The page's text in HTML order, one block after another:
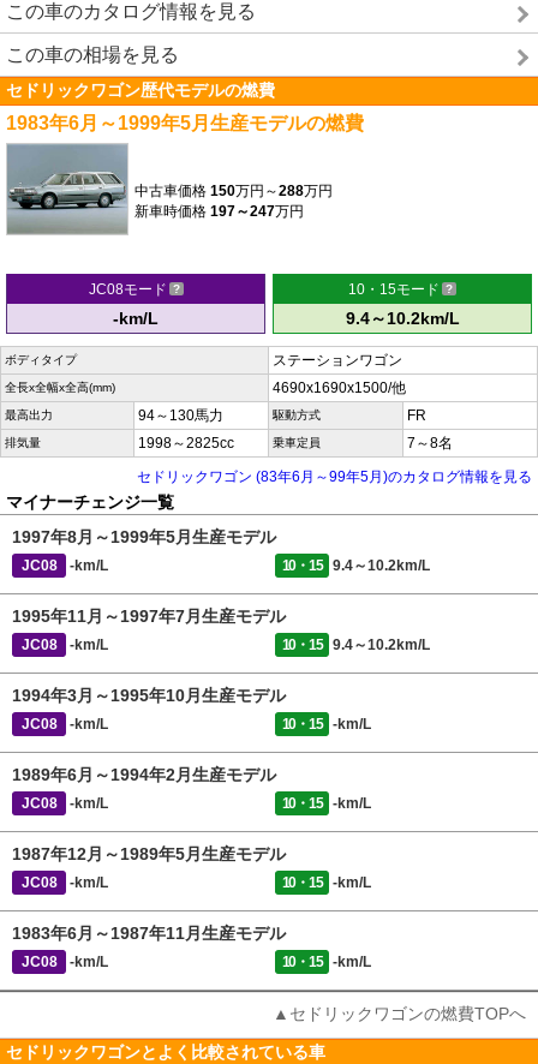
この車のカタログ情報を見る
この車の相場を見る
セドリックワゴン歴代モデルの燃費
1983年6月～1999年5月生産モデルの燃費
中古車価格 150万円～288万円
新車時価格 197～247万円
JC08モード
-km/L
10・15モード
9.4～10.2km/L
ボディタイプ ステーションワゴン
全長x全幅x全高(mm) 4690x1690x1500/他
最高出力 94～130馬力 駆動方式 FR
排気量 1998～2825cc 乗車定員
7～8名
セドリックワゴン (83年6月～99年5月)のカタログ情報を見る
マイナーチェンジ一覧
1997年8月～1999年5月生産モデル
JC08 -km/L 10・15 9.4～10.2km/L
1995年11月～1997年7月生産モデル
JC08 -km/L 10・15 9.4～10.2km/L
1994年3月～1995年10月生産モデル
JC08 -km/L 10・15 -km/L
1989年6月～1994年2月生産モデル
JC08 -km/L 10・15 -km/L
1987年12月～1989年5月生産モデル
JC08 -km/L 10・15 -km/L
1983年6月～1987年11月生産モデル
JC08 -km/L 10・15 -km/L
▲セドリックワゴンの燃費TOPへ
セドリックワゴンとよく比較されている車